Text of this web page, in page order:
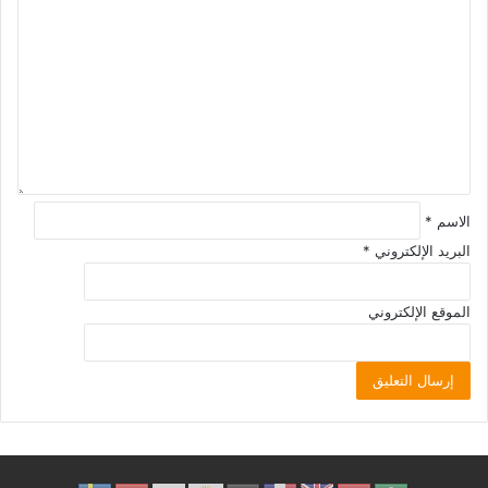
الاسم *
البريد الإلكتروني *
الموقع الإلكتروني